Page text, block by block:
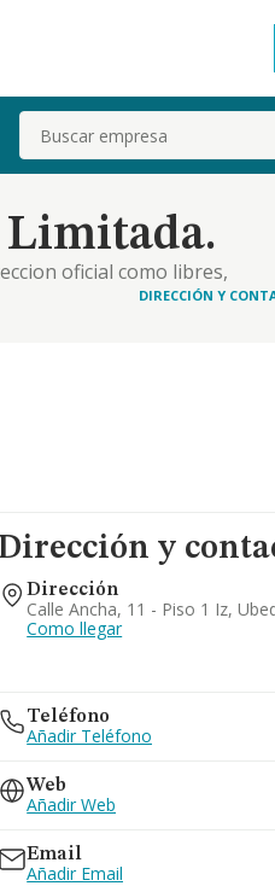
Buscar
Limitada.
oficial como libres,
de parcelas.
DIRECCIÓN Y
y
Dirección
Calle Ancha, 11 - Piso 1 Iz,
Como llegar
Teléfono
Añadir Teléfono
Web
Añadir Web
Email
Añadir Email